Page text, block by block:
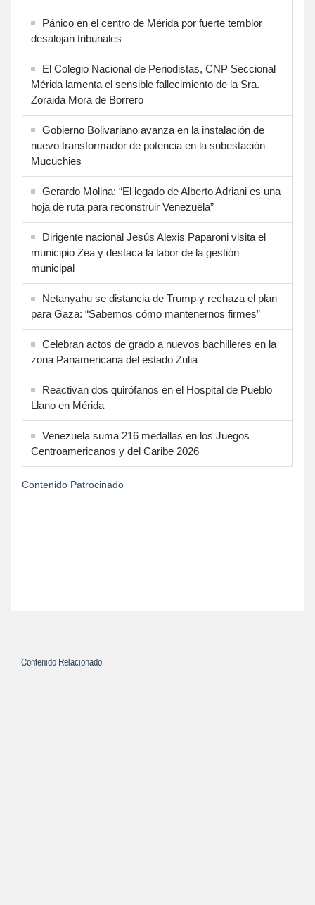
Pánico en el centro de Mérida por fuerte temblor
desalojan tribunales
El Colegio Nacional de Periodistas, CNP Seccional
Mérida lamenta el sensible fallecimiento de la Sra.
Zoraida Mora de Borrero
Gobierno Bolivariano avanza en la instalación de
nuevo transformador de potencia en la subestación
Mucuchies
Gerardo Molina: “El legado de Alberto Adriani es una
hoja de ruta para reconstruir Venezuela”
Dirigente nacional Jesús Alexis Paparoni visita el
municipio Zea y destaca la labor de la gestión
municipal
Netanyahu se distancia de Trump y rechaza el plan
para Gaza: “Sabemos cómo mantenernos firmes”
Celebran actos de grado a nuevos bachilleres en la
zona Panamericana del estado Zulia
Reactivan dos quirófanos en el Hospital de Pueblo
Llano en Mérida
Venezuela suma 216 medallas en los Juegos
Centroamericanos y del Caribe 2026
Contenido Patrocinado
Contenido Relacionado